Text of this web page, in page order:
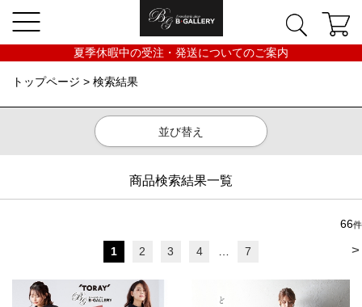
夏季休暇中の受注・発送についてのご案内
トップページ > 検索結果
並び替え
商品検索結果一覧
66件
>
1 2 3 4 … 7